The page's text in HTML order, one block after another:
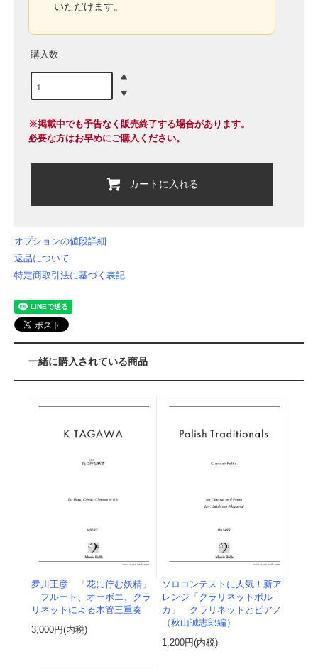
いただけます。
購入数
※掲載中でも予告なく販売終了する場合があります。
必要な方はお早めにご購入ください。
カートに入れる
オプションの値段詳細
返品について
特定商取引法に基づく表記
一緒に購入されている商品
夛川王彦 「花に佇む妖精」
フルート、オーボエ、クラ
リネットによる木管三重奏
3,000円(内税)
ソロコンテストに人気！新ア
レンジ「クラリネットポル
カ」 クラリネットとピアノ
（秋山誠志郎編）
1,200円(内税)